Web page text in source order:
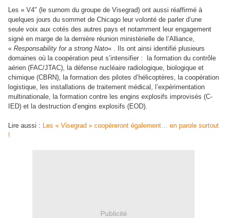
Les « V4″ (le surnom du groupe de Visegrad) ont aussi réaffirmé à
quelques jours du sommet de Chicago leur volonté de parler d’une
seule voix aux cotés des autres pays et notamment leur engagement
signé en marge de la dernière réunion ministérielle de l’Alliance,
« Responsability for a strong Nato« . Ils ont ainsi identifié plusieurs
domaines où la coopération peut s’intensifier : la formation du contrôle
aérien (FAC/JTAC), la défense nucléaire radiologique, biologique et
chimique (CBRN), la formation des pilotes d’hélicoptères, la coopération
logistique, les installations de traitement médical, l’expérimentation
multinationale, la formation contre les engins explosifs improvisés (C-
IED) et la destruction d’engins explosifs (EOD).
Lire aussi : Les « Visegrad » coopéreront également… en parole surtout
!
Publicité